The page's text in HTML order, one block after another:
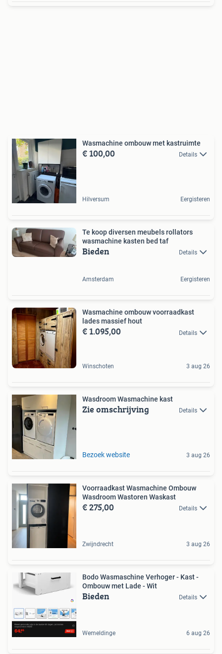
Wasmachine ombouw met kastruimte
€ 100,00 Details
Hilversum Eergisteren
Te koop diversen meubels rollators
wasmachine kasten bed taf
Bieden Details
Amsterdam Eergisteren
Wasmachine ombouw voorraadkast
lades massief hout
€ 1.095,00 Details
Winschoten 3 aug 26
Wasdroom Wasmachine kast
Zie omschrijving Details
Bezoek website 3 aug 26
Voorraadkast Wasmachine Ombouw
Wasdroom Wastoren Waskast
€ 275,00 Details
Zwijndrecht 3 aug 26
Bodo Wasmaschine Verhoger - Kast -
Ombouw met Lade - Wit
Bieden Details
Wemeldinge 6 aug 26